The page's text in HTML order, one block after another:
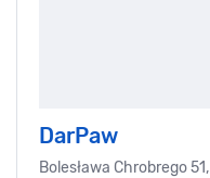
DarPaw
Bolesława Chrobrego 51,